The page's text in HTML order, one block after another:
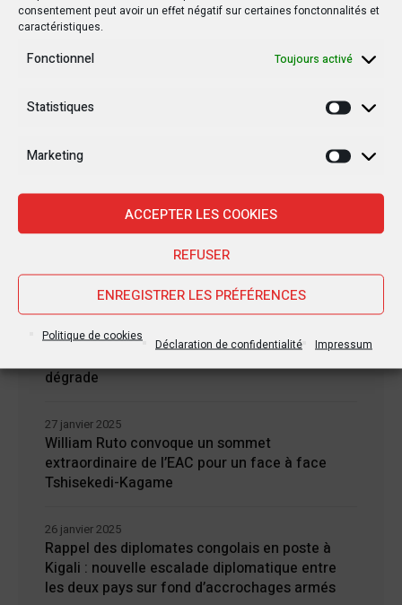
consentement peut avoir un effet négatif sur certaines fonctonnalités et
caractéristiques.
Fonctionnel Toujours activé
Statistiques
Marketing
ACCEPTER LES COOKIES
REFUSER
ENREGISTRER LES PRÉFÉRENCES
Politique de cookies
Déclaration de confidentialité Impressum
Nouvelles Récentes
Jean-Noël Barrot, chef de la diplomatie
française en RDC : une visite sous haute
30 janvier 2025
Goma sous le feu : la situation humanitaire se
dégrade
28 janvier 2025
William Ruto convoque un sommet
extraordinaire de l’EAC pour un face à face
Tshisekedi-Kagame
27 janvier 2025
Rappel des diplomates congolais en poste à
Kigali : nouvelle escalade diplomatique entre
les deux pays sur fond d’accrochages armés
26 janvier 2025